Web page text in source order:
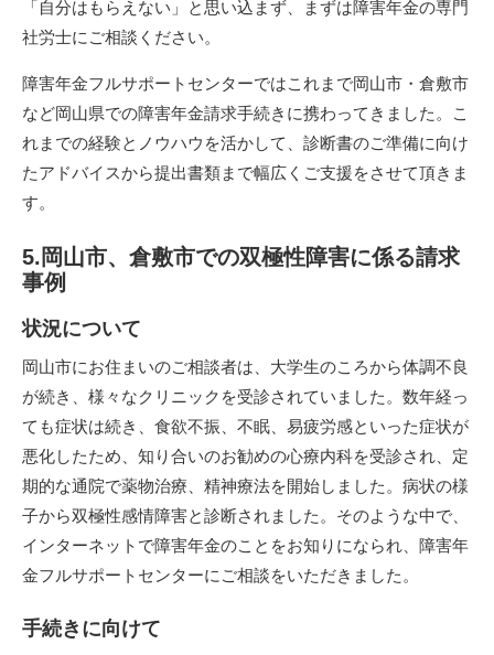
「自分はもらえない」と思い込まず、まずは障害年金の専門
社労士にご相談ください。
障害年金フルサポートセンターではこれまで岡山市・倉敷市
など岡山県での障害年金請求手続きに携わってきました。こ
れまでの経験とノウハウを活かして、診断書のご準備に向け
たアドバイスから提出書類まで幅広くご支援をさせて頂きま
す。
5.岡山市、倉敷市での双極性障害に係る請求
事例
状況について
岡山市にお住まいのご相談者は、大学生のころから体調不良
が続き、様々なクリニックを受診されていました。数年経っ
ても症状は続き、食欲不振、不眠、易疲労感といった症状が
悪化したため、知り合いのお勧めの心療内科を受診され、定
期的な通院で薬物治療、精神療法を開始しました。病状の様
子から双極性感情障害と診断されました。そのような中で、
インターネットで障害年金のことをお知りになられ、障害年
金フルサポートセンターにご相談をいただきました。
手続きに向けて